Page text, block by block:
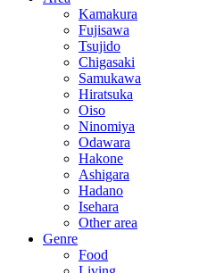
Kamakura
Fujisawa
Tsujido
Chigasaki
Samukawa
Hiratsuka
Oiso
Ninomiya
Odawara
Hakone
Ashigara
Hadano
Isehara
Other area
Genre
Food